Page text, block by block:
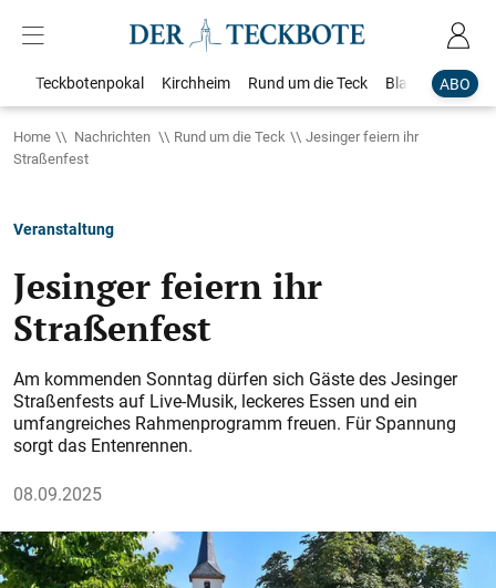
ABO
Teckbotenpokal Kirchheim Rund um die Teck Blaulicht
Home Nachrichten Rund um die Teck
Jesinger feiern ihr
Straßenfest
Veranstaltung
Jesinger feiern ihr
Straßenfest
Am kommenden Sonntag dürfen sich Gäste des Jesinger
Straßenfests auf Live-Musik, leckeres Essen und ein
umfangreiches Rahmenprogramm freuen. Für Spannung
sorgt das Entenrennen.
08.09.2025